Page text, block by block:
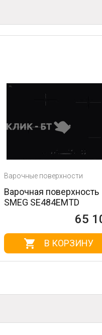
поверхности
поверхность
65 100 Р
В КОРЗИНУ